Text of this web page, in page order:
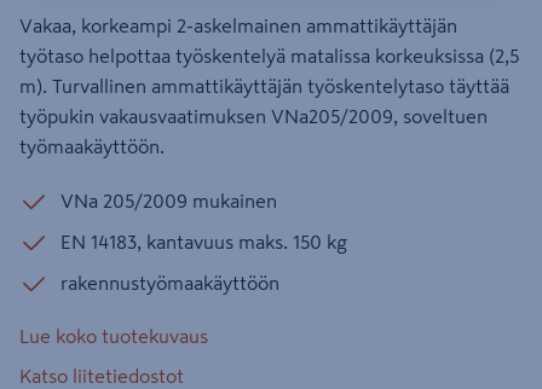
Vakaa, korkeampi 2-askelmainen ammattikäyttäjän
työtaso helpottaa työskentelyä matalissa korkeuksissa (2,5
m). Turvallinen ammattikäyttäjän työskentelytaso täyttää
työpukin vakausvaatimuksen VNa205/2009, soveltuen
työmaakäyttöön.
VNa 205/2009 mukainen
EN 14183, kantavuus maks. 150 kg
rakennustyömaakäyttöön
Lue koko tuotekuvaus
Katso liitetiedostot